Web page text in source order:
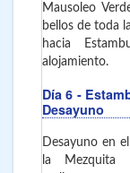
Mausoleo
bellos de toda
hacia
alojamiento.
Día 6 -
Desayuno
Desayuno en
la Mezquita